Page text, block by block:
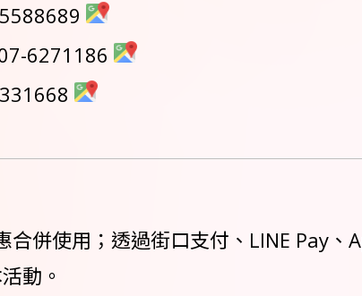
6271186
併使用；透過街口支付、LINE Pay、
動。